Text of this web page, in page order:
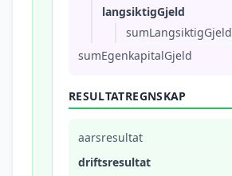
langsiktigGjeld
sumLangsiktigGjeld
sumEgenkapitalGjeld
RESULTATREGNSKAP
aarsresultat
driftsresultat